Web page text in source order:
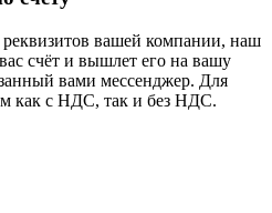
вашей компании, наш
счёт и вышлет его на вашу
вами мессенджер. Для
как с НДС, так и без НДС.